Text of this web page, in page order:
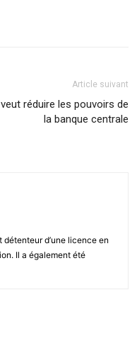
Article suivant
réduire les pouvoirs de
la banque centrale
d’une licence en
Il a également été